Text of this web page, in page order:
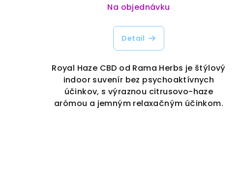
Na objednávku
Detail
Royal Haze CBD od Rama Herbs je štýlový
indoor suvenír bez psychoaktívnych
účinkov, s výraznou citrusovo-haze
arómou a jemným relaxačným účinkom.